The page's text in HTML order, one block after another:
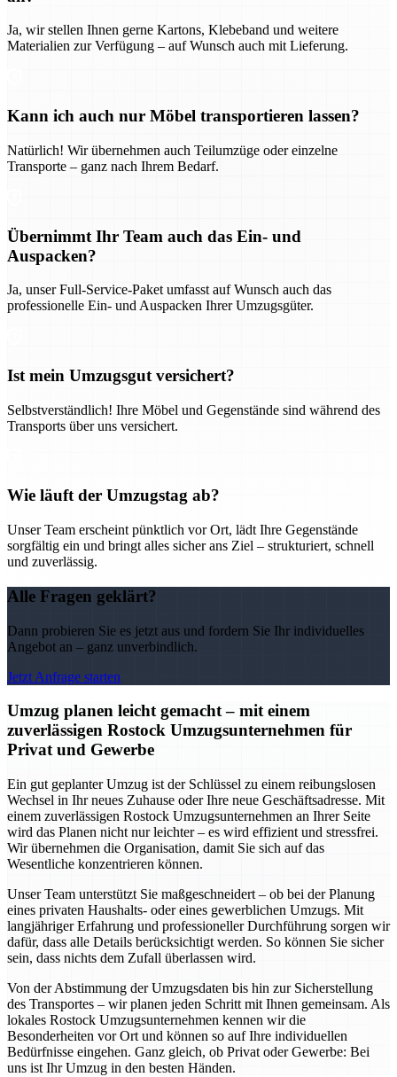
Ja, wir stellen Ihnen gerne Kartons, Klebeband und weitere
Materialien zur Verfügung – auf Wunsch auch mit Lieferung.
Kann ich auch nur Möbel transportieren lassen?
Natürlich! Wir übernehmen auch Teilumzüge oder einzelne
Transporte – ganz nach Ihrem Bedarf.
Übernimmt Ihr Team auch das Ein- und
Auspacken?
Ja, unser Full-Service-Paket umfasst auf Wunsch auch das
professionelle Ein- und Auspacken Ihrer Umzugsgüter.
Ist mein Umzugsgut versichert?
Selbstverständlich! Ihre Möbel und Gegenstände sind während des
Transports über uns versichert.
Wie läuft der Umzugstag ab?
Unser Team erscheint pünktlich vor Ort, lädt Ihre Gegenstände
sorgfältig ein und bringt alles sicher ans Ziel – strukturiert, schnell
und zuverlässig.
Alle Fragen geklärt?
Dann probieren Sie es jetzt aus und fordern Sie Ihr individuelles
Angebot an – ganz unverbindlich.
Jetzt Anfrage starten
Umzug planen leicht gemacht – mit einem
zuverlässigen Rostock Umzugsunternehmen für
Privat und Gewerbe
Ein gut geplanter Umzug ist der Schlüssel zu einem reibungslosen
Wechsel in Ihr neues Zuhause oder Ihre neue Geschäftsadresse. Mit
einem zuverlässigen Rostock Umzugsunternehmen an Ihrer Seite
wird das Planen nicht nur leichter – es wird effizient und stressfrei.
Wir übernehmen die Organisation, damit Sie sich auf das
Wesentliche konzentrieren können.
Unser Team unterstützt Sie maßgeschneidert – ob bei der Planung
eines privaten Haushalts- oder eines gewerblichen Umzugs. Mit
langjähriger Erfahrung und professioneller Durchführung sorgen wir
dafür, dass alle Details berücksichtigt werden. So können Sie sicher
sein, dass nichts dem Zufall überlassen wird.
Von der Abstimmung der Umzugsdaten bis hin zur Sicherstellung
des Transportes – wir planen jeden Schritt mit Ihnen gemeinsam. Als
lokales Rostock Umzugsunternehmen kennen wir die
Besonderheiten vor Ort und können so auf Ihre individuellen
Bedürfnisse eingehen. Ganz gleich, ob Privat oder Gewerbe: Bei
uns ist Ihr Umzug in den besten Händen.